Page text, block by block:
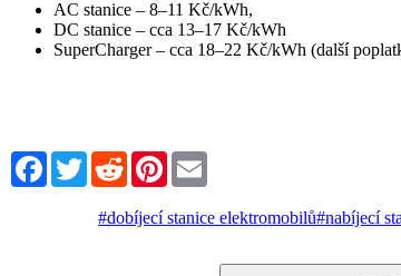
AC stanice – 8–11 Kč/kWh,
DC stanice – cca 13–17 Kč/kWh
SuperCharger – cca 18–22 Kč/kWh (další
FacebookTwitterRedditPinterest
#dobíjecí stanice elektromobilů#nabíjecí